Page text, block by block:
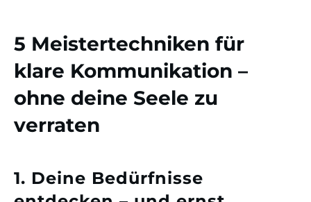
5 Meistertechniken für
klare Kommunikation –
ohne deine Seele zu
verraten
1. Deine Bedürfnisse